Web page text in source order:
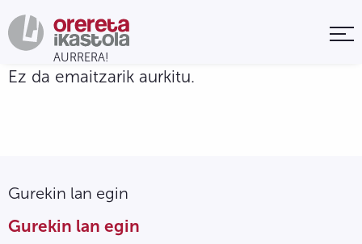
Ez da emaitzarik aurkitu.
Gurekin lan egin
Gurekin lan egin